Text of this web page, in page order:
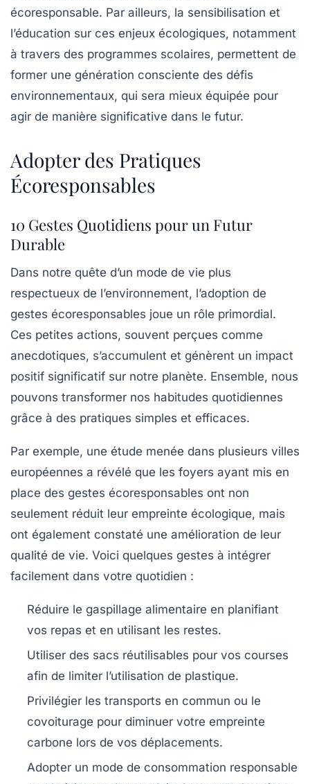
écoresponsable. Par ailleurs, la sensibilisation et
l’éducation sur ces enjeux écologiques, notamment
à travers des programmes scolaires, permettent de
former une génération consciente des défis
environnementaux, qui sera mieux équipée pour
agir de manière significative dans le futur.
Adopter des Pratiques
Écoresponsables
10 Gestes Quotidiens pour un Futur
Durable
Dans notre quête d’un mode de vie plus
respectueux de l’environnement, l’adoption de
gestes écoresponsables joue un rôle primordial.
Ces petites actions, souvent perçues comme
anecdotiques, s’accumulent et génèrent un impact
positif significatif sur notre planète. Ensemble, nous
pouvons transformer nos habitudes quotidiennes
grâce à des pratiques simples et efficaces.
Par exemple, une étude menée dans plusieurs villes
européennes a révélé que les foyers ayant mis en
place des gestes écoresponsables ont non
seulement réduit leur empreinte écologique, mais
ont également constaté une amélioration de leur
qualité de vie. Voici quelques gestes à intégrer
facilement dans votre quotidien :
Réduire le gaspillage alimentaire en planifiant
vos repas et en utilisant les restes.
Utiliser des sacs réutilisables pour vos courses
afin de limiter l’utilisation de plastique.
Privilégier les transports en commun ou le
covoiturage pour diminuer votre empreinte
carbone lors de vos déplacements.
Adopter un mode de consommation responsable